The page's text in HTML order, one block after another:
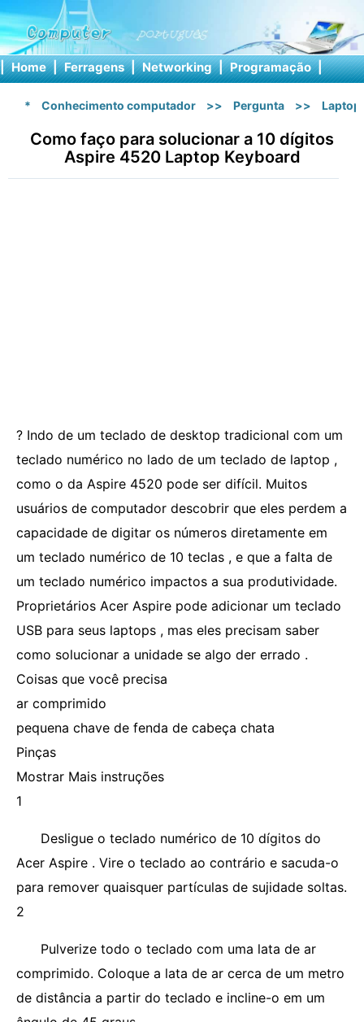
| Home | Ferragens | Networking | Programação |
* Conhecimento computador >> Pergunta >> Laptop
Como faço para solucionar a 10 dígitos
Aspire 4520 Laptop Keyboard
? Indo de um teclado de desktop tradicional com um
teclado numérico no lado de um teclado de laptop ,
como o da Aspire 4520 pode ser difícil. Muitos
usuários de computador descobrir que eles perdem a
capacidade de digitar os números diretamente em
um teclado numérico de 10 teclas , e que a falta de
um teclado numérico impactos a sua produtividade.
Proprietários Acer Aspire pode adicionar um teclado
USB para seus laptops , mas eles precisam saber
como solucionar a unidade se algo der errado .
Coisas que você precisa
ar comprimido
pequena chave de fenda de cabeça chata
Pinças
Mostrar Mais instruções
1
Desligue o teclado numérico de 10 dígitos do
Acer Aspire . Vire o teclado ao contrário e sacuda-o
para remover quaisquer partículas de sujidade soltas.
2
Pulverize todo o teclado com uma lata de ar
comprimido. Coloque a lata de ar cerca de um metro
de distância a partir do teclado e incline-o em um